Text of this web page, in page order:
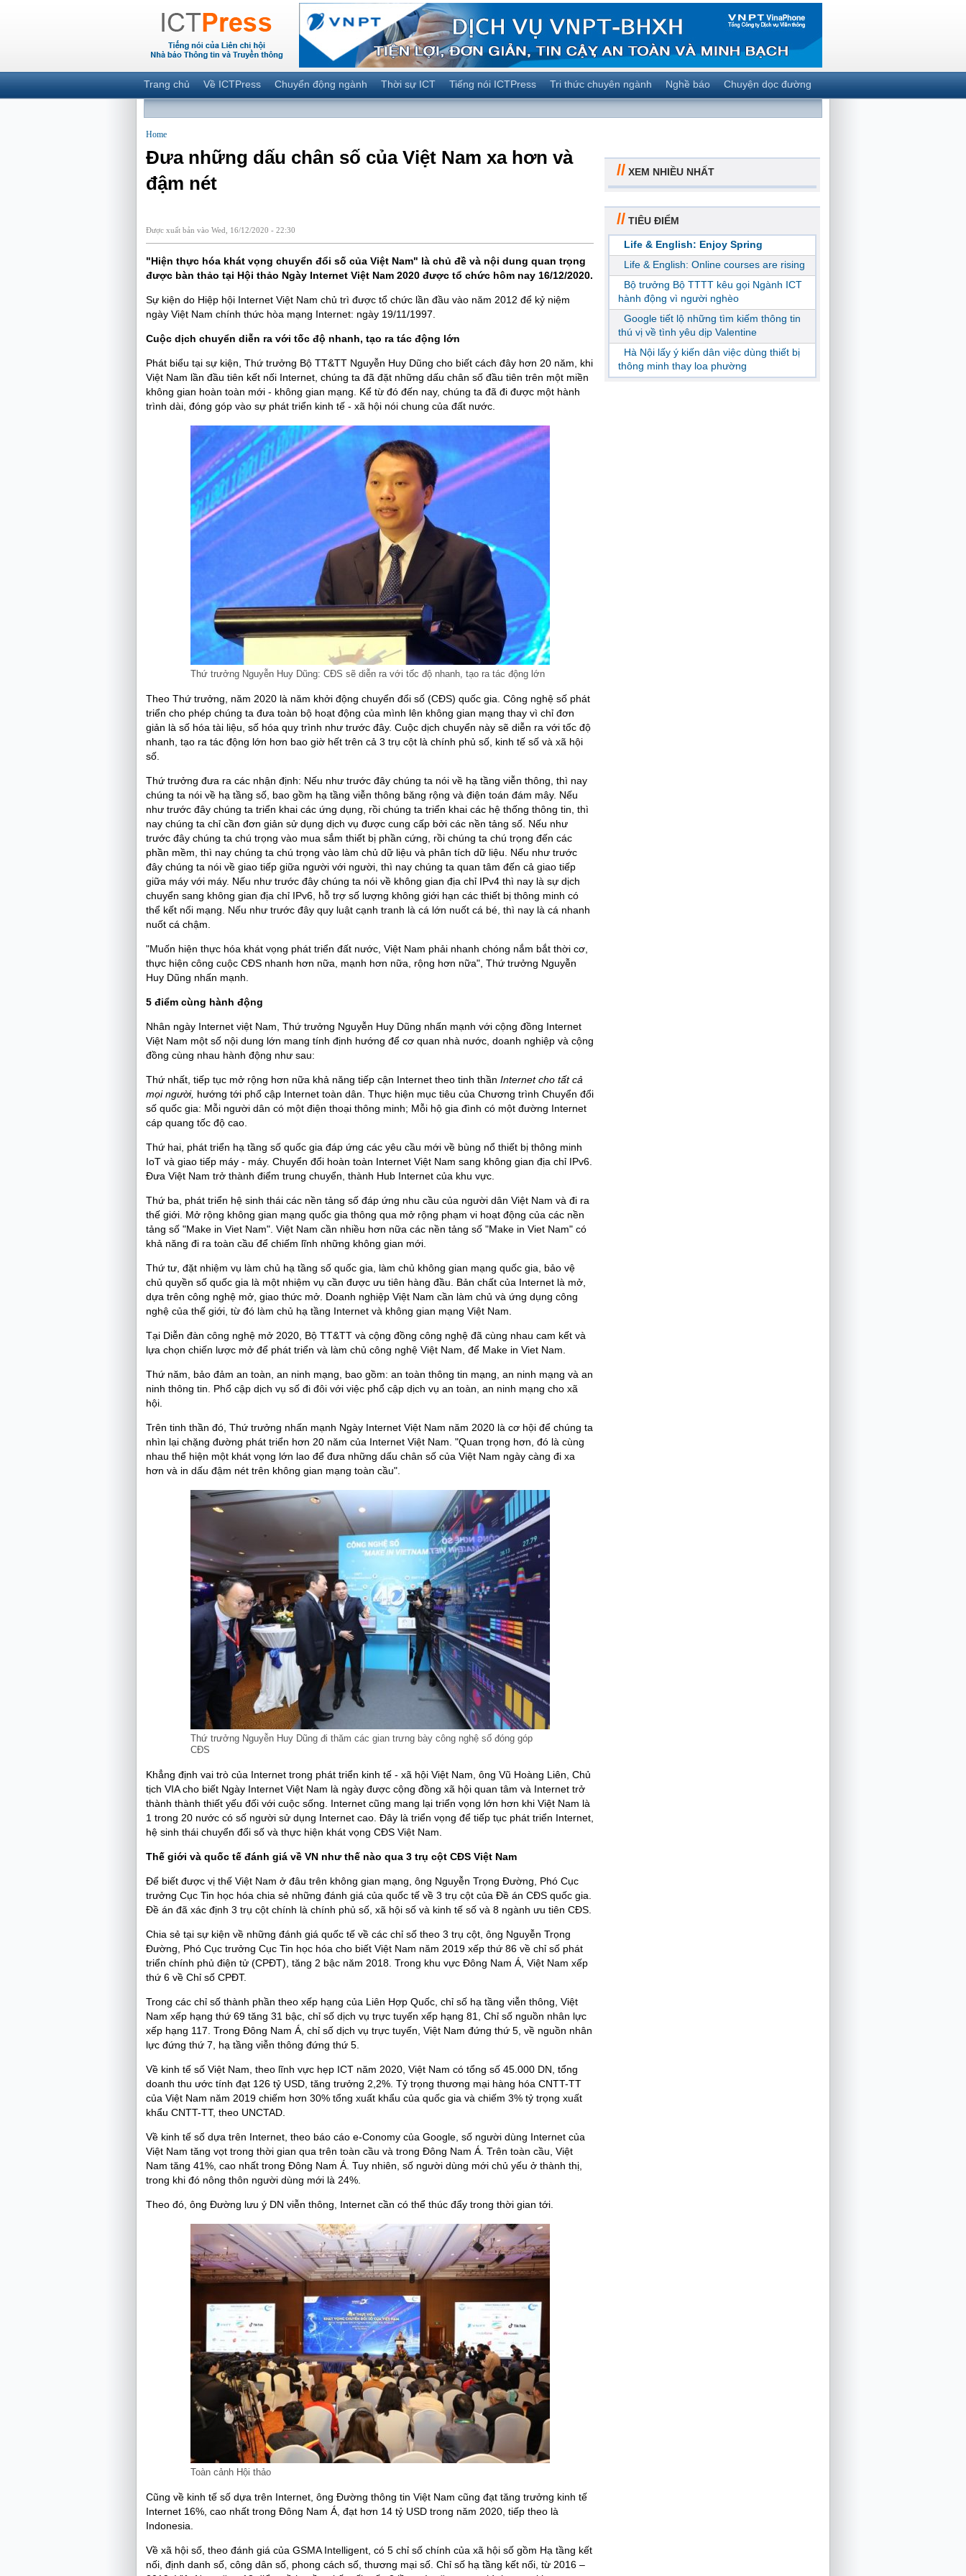
Trang chủ Về ICTPress Chuyển động ngành Thời sự ICT Tiếng nói ICTPress Tri thức chuyên ngành Nghề báo Chuyện dọc đường
Home
Đưa những dấu chân số của Việt Nam xa hơn và
đậm nét
Được xuất bản vào Wed, 16/12/2020 - 22:30
"Hiện thực hóa khát vọng chuyển đổi số của Việt Nam" là chủ đề và nội dung quan trọng
được bàn thảo tại Hội thảo Ngày Internet Việt Nam 2020 được tổ chức hôm nay 16/12/2020.
Sự kiện do Hiệp hội Internet Việt Nam chủ trì được tổ chức lần đầu vào năm 2012 để kỷ niệm
ngày Việt Nam chính thức hòa mạng Internet: ngày 19/11/1997.
Cuộc dịch chuyển diễn ra với tốc độ nhanh, tạo ra tác động lớn
Phát biểu tại sự kiện, Thứ trưởng Bộ TT&TT Nguyễn Huy Dũng cho biết cách đây hơn 20 năm, khi
Việt Nam lần đầu tiên kết nối Internet, chúng ta đã đặt những dấu chân số đầu tiên trên một miền
không gian hoàn toàn mới - không gian mạng. Kể từ đó đến nay, chúng ta đã đi được một hành
trình dài, đóng góp vào sự phát triển kinh tế - xã hội nói chung của đất nước.
Thứ trưởng Nguyễn Huy Dũng: CĐS sẽ diễn ra với tốc độ nhanh, tạo ra tác động lớn
Theo Thứ trưởng, năm 2020 là năm khởi động chuyển đổi số (CĐS) quốc gia. Công nghệ số phát
triển cho phép chúng ta đưa toàn bộ hoạt động của mình lên không gian mạng thay vì chỉ đơn
giản là số hóa tài liệu, số hóa quy trình như trước đây. Cuộc dịch chuyển này sẽ diễn ra với tốc độ
nhanh, tạo ra tác động lớn hơn bao giờ hết trên cả 3 trụ cột là chính phủ số, kinh tế số và xã hội
số.
Thứ trưởng đưa ra các nhận định: Nếu như trước đây chúng ta nói về hạ tầng viễn thông, thì nay
chúng ta nói về hạ tầng số, bao gồm hạ tầng viễn thông băng rộng và điện toán đám mây. Nếu
như trước đây chúng ta triển khai các ứng dụng, rồi chúng ta triển khai các hệ thống thông tin, thì
nay chúng ta chỉ cần đơn giản sử dụng dịch vụ được cung cấp bởi các nền tảng số. Nếu như
trước đây chúng ta chú trọng vào mua sắm thiết bị phần cứng, rồi chúng ta chú trọng đến các
phần mềm, thì nay chúng ta chú trọng vào làm chủ dữ liệu và phân tích dữ liệu. Nếu như trước
đây chúng ta nói về giao tiếp giữa người với người, thì nay chúng ta quan tâm đến cả giao tiếp
giữa máy với máy. Nếu như trước đây chúng ta nói về không gian địa chỉ IPv4 thì nay là sự dịch
chuyển sang không gian địa chỉ IPv6, hỗ trợ số lượng không giới hạn các thiết bị thông minh có
thể kết nối mạng. Nếu như trước đây quy luật cạnh tranh là cá lớn nuốt cá bé, thì nay là cá nhanh
nuốt cá chậm.
"Muốn hiện thực hóa khát vọng phát triển đất nước, Việt Nam phải nhanh chóng nắm bắt thời cơ,
thực hiện công cuộc CĐS nhanh hơn nữa, mạnh hơn nữa, rộng hơn nữa", Thứ trưởng Nguyễn
Huy Dũng nhấn mạnh.
5 điểm cùng hành động
Nhân ngày Internet việt Nam, Thứ trưởng Nguyễn Huy Dũng nhấn mạnh với cộng đồng Internet
Việt Nam một số nội dung lớn mang tính định hướng để cơ quan nhà nước, doanh nghiệp và cộng
đồng cùng nhau hành động như sau:
Thứ nhất, tiếp tục mở rộng hơn nữa khả năng tiếp cận Internet theo tinh thần Internet cho tất cả
mọi người, hướng tới phổ cập Internet toàn dân. Thực hiện mục tiêu của Chương trình Chuyển đổi
số quốc gia: Mỗi người dân có một điện thoại thông minh; Mỗi hộ gia đình có một đường Internet
cáp quang tốc độ cao.
Thứ hai, phát triển hạ tầng số quốc gia đáp ứng các yêu cầu mới về bùng nổ thiết bị thông minh
IoT và giao tiếp máy - máy. Chuyển đổi hoàn toàn Internet Việt Nam sang không gian địa chỉ IPv6.
Đưa Việt Nam trở thành điểm trung chuyển, thành Hub Internet của khu vực.
Thứ ba, phát triển hệ sinh thái các nền tảng số đáp ứng nhu cầu của người dân Việt Nam và đi ra
thế giới. Mở rộng không gian mạng quốc gia thông qua mở rộng phạm vi hoạt động của các nền
tảng số "Make in Viet Nam". Việt Nam cần nhiều hơn nữa các nền tảng số "Make in Viet Nam" có
khả năng đi ra toàn cầu để chiếm lĩnh những không gian mới.
Thứ tư, đặt nhiệm vụ làm chủ hạ tầng số quốc gia, làm chủ không gian mạng quốc gia, bảo vệ
chủ quyền số quốc gia là một nhiệm vụ cần được ưu tiên hàng đầu. Bản chất của Internet là mở,
dựa trên công nghệ mở, giao thức mở. Doanh nghiệp Việt Nam cần làm chủ và ứng dụng công
nghệ của thế giới, từ đó làm chủ hạ tầng Internet và không gian mạng Việt Nam.
Tại Diễn đàn công nghệ mở 2020, Bộ TT&TT và cộng đồng công nghệ đã cùng nhau cam kết và
lựa chọn chiến lược mở để phát triển và làm chủ công nghệ Việt Nam, để Make in Viet Nam.
Thứ năm, bảo đảm an toàn, an ninh mạng, bao gồm: an toàn thông tin mạng, an ninh mạng và an
ninh thông tin. Phổ cập dịch vụ số đi đôi với việc phổ cập dịch vụ an toàn, an ninh mạng cho xã
hội.
Trên tinh thần đó, Thứ trưởng nhấn mạnh Ngày Internet Việt Nam năm 2020 là cơ hội để chúng ta
nhìn lại chặng đường phát triển hơn 20 năm của Internet Việt Nam. "Quan trọng hơn, đó là cùng
nhau thể hiện một khát vọng lớn lao để đưa những dấu chân số của Việt Nam ngày càng đi xa
hơn và in dấu đậm nét trên không gian mạng toàn cầu".
Thứ trưởng Nguyễn Huy Dũng đi thăm các gian trưng bày công nghệ số đóng góp
CĐS
Khẳng định vai trò của Internet trong phát triển kinh tế - xã hội Việt Nam, ông Vũ Hoàng Liên, Chủ
tịch VIA cho biết Ngày Internet Việt Nam là ngày được cộng đồng xã hội quan tâm và Internet trở
thành thành thiết yếu đối với cuộc sống. Internet cũng mang lại triển vọng lớn hơn khi Việt Nam là
1 trong 20 nước có số người sử dụng Internet cao. Đây là triển vọng để tiếp tục phát triển Internet,
hệ sinh thái chuyển đổi số và thực hiện khát vọng CĐS Việt Nam.
Thế giới và quốc tế đánh giá về VN như thế nào qua 3 trụ cột CĐS Việt Nam
Để biết được vị thế Việt Nam ở đâu trên không gian mạng, ông Nguyễn Trọng Đường, Phó Cục
trưởng Cục Tin học hóa chia sẻ những đánh giá của quốc tế về 3 trụ cột của Đề án CĐS quốc gia.
Đề án đã xác định 3 trụ cột chính là chính phủ số, xã hội số và kinh tế số và 8 ngành ưu tiên CĐS.
Chia sẻ tại sự kiện về những đánh giá quốc tế về các chỉ số theo 3 trụ cột, ông Nguyễn Trọng
Đường, Phó Cục trưởng Cục Tin học hóa cho biết Việt Nam năm 2019 xếp thứ 86 về chỉ số phát
triển chính phủ điện tử (CPĐT), tăng 2 bậc năm 2018. Trong khu vực Đông Nam Á, Việt Nam xếp
thứ 6 về Chỉ số CPĐT.
Trong các chỉ số thành phần theo xếp hạng của Liên Hợp Quốc, chỉ số hạ tầng viễn thông, Việt
Nam xếp hạng thứ 69 tăng 31 bậc, chỉ số dịch vụ trực tuyến xếp hạng 81, Chỉ số nguồn nhân lực
xếp hạng 117. Trong Đông Nam Á, chỉ số dịch vụ trực tuyến, Việt Nam đứng thứ 5, về nguồn nhân
lực đứng thứ 7, hạ tầng viễn thông đứng thứ 5.
Về kinh tế số Việt Nam, theo lĩnh vực hẹp ICT năm 2020, Việt Nam có tổng số 45.000 DN, tổng
doanh thu ước tính đạt 126 tỷ USD, tăng trưởng 2,2%. Tỷ trọng thương mại hàng hóa CNTT-TT
của Việt Nam năm 2019 chiếm hơn 30% tổng xuất khẩu của quốc gia và chiếm 3% tỷ trọng xuất
khẩu CNTT-TT, theo UNCTAD.
Về kinh tế số dựa trên Internet, theo báo cáo e-Conomy của Google, số người dùng Internet của
Việt Nam tăng vọt trong thời gian qua trên toàn cầu và trong Đông Nam Á. Trên toàn cầu, Việt
Nam tăng 41%, cao nhất trong Đông Nam Á. Tuy nhiên, số người dùng mới chủ yếu ở thành thị,
trong khi đó nông thôn người dùng mới là 24%.
Theo đó, ông Đường lưu ý DN viễn thông, Internet cần có thể thúc đẩy trong thời gian tới.
Toàn cảnh Hội thảo
Cũng về kinh tế số dựa trên Internet, ông Đường thông tin Việt Nam cũng đạt tăng trưởng kinh tế
Internet 16%, cao nhất trong Đông Nam Á, đạt hơn 14 tỷ USD trong năm 2020, tiếp theo là
Indonesia.
Về xã hội số, theo đánh giá của GSMA Intelligent, có 5 chỉ số chính của xã hội số gồm Hạ tầng kết
nối, định danh số, công dân số, phong cách số, thương mại số. Chỉ số hạ tầng kết nối, từ 2016 –
// XEM NHIỀU NHẤT
// TIÊU ĐIỂM
Life & English: Enjoy Spring
Life & English: Online courses are rising
Bộ trưởng Bộ TTTT kêu gọi Ngành ICT
hành động vì người nghèo
Google tiết lộ những tìm kiếm thông tin
thú vị về tình yêu dịp Valentine
Hà Nội lấy ý kiến dân việc dùng thiết bị
thông minh thay loa phường